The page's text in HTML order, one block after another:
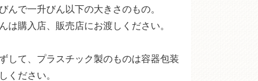
んで一升びん以下の大きさのもの。
購入店、販売店にお渡しください。
して、プラスチック製のものは容器包装
ください。